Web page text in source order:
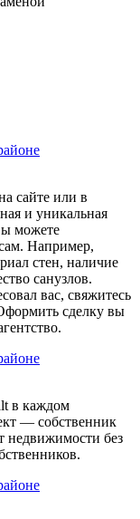
сайте или в
и уникальная
можете
Например,
стен, наличие
санузлов.
вас, свяжитесь
сделку вы
в каждом
— собственник
недвижимости без